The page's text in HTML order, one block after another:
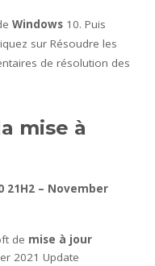
Windows 10. Puis
sur Résoudre les
de résolution des
mise à
21H2 – November
de mise à jour
2021 Update